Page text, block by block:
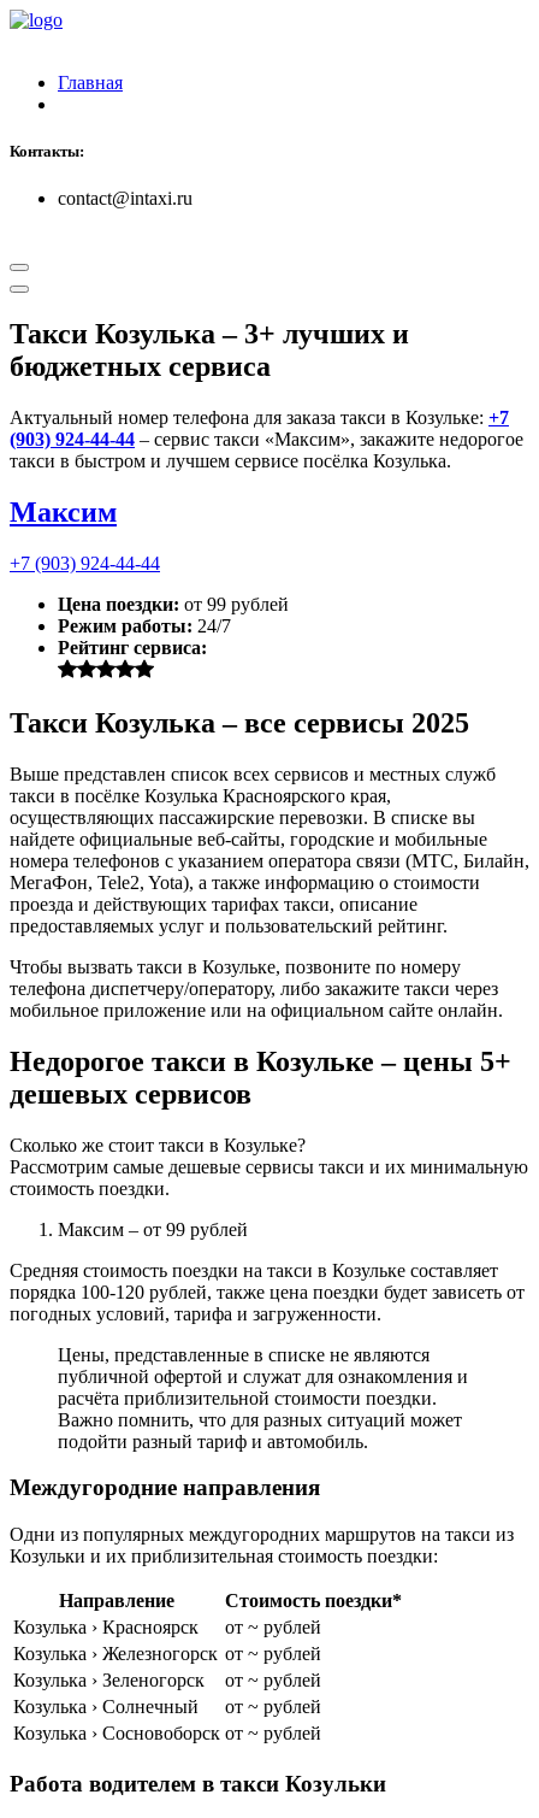
Главная
Контакты:
contact@intaxi.ru
Такси Козулька– 3+ лучших и
бюджетных сервиса
Актуальный номер телефона для заказа такси в Козульке: +7
(903) 924-44-44 – сервис такси «Максим», закажите недорогое
такси в быстром и лучшем сервисе посёлка Козулька.
Максим
+7 (903) 924-44-44
Цена поездки: от 99 рублей
Режим работы: 24/7
Рейтинг сервиса:
Такси Козулька – все сервисы 2025
Выше представлен список всех сервисов и местных служб
такси в посёлке Козулька Красноярского края,
осуществляющих пассажирские перевозки. В списке вы
найдете официальные веб-сайты, городские и мобильные
номера телефонов с указанием оператора связи (МТС, Билайн,
МегаФон, Tele2, Yota), а также информацию о стоимости
проезда и действующих тарифах такси, описание
предоставляемых услуг и пользовательский рейтинг.
Чтобы вызвать такси в Козульке, позвоните по номеру
телефона диспетчеру/оператору, либо закажите такси через
мобильное приложение или на официальном сайте онлайн.
Недорогое такси в Козульке – цены 5+
дешевых сервисов
Сколько же стоит такси в Козульке?
Рассмотрим самые дешевые сервисы такси и их минимальную
стоимость поездки.
Максим – от 99 рублей
Средняя стоимость поездки на такси в Козульке составляет
порядка 100-120 рублей, также цена поездки будет зависеть от
погодных условий, тарифа и загруженности.
Цены, представленные в списке не являются
публичной офертой и служат для ознакомления и
расчёта приблизительной стоимости поездки.
Важно помнить, что для разных ситуаций может
подойти разный тариф и автомобиль.
Междугородние направления
Одни из популярных междугородних маршрутов на такси из
Козульки и их приблизительная стоимость поездки:
Направление
Стоимость поездки*
Козулька › Красноярск
от ~ рублей
Козулька › Железногорск от ~ рублей
Козулька › Зеленогорск
от ~ рублей
Козулька › Солнечный
от ~ рублей
Козулька › Сосновоборск от ~ рублей
Работа водителем в такси Козульки